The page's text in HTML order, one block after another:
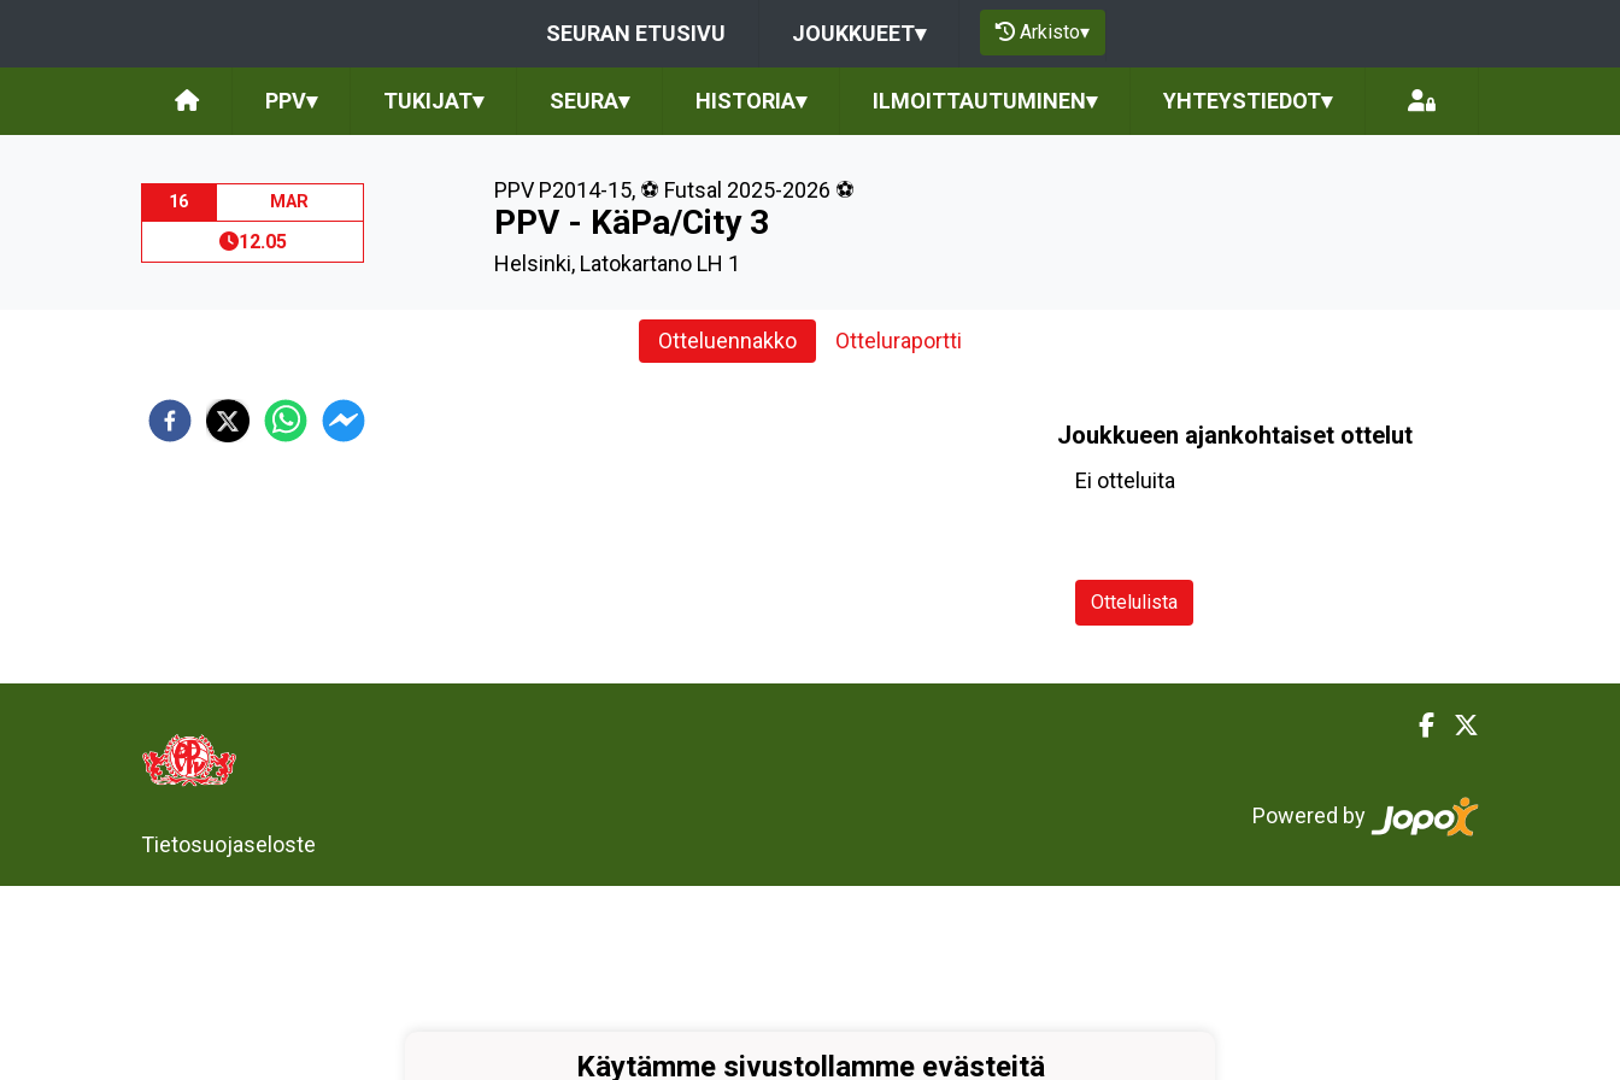
SEURAN ETUSIVU JOUKKUEET▾ Arkisto▾
PPV▾ TUKIJAT▾ SEURA▾ HISTORIA▾ ILMOITTAUTUMINEN▾ YHTEYSTIEDOT▾
16 MAR
12.05
PPV P2014-15, ⚽️ Futsal 2025-2026 ⚽️
PPV - KäPa/City 3
Helsinki, Latokartano LH 1
Otteluennakko Otteluraportti
Joukkueen ajankohtaiset ottelut
Ei otteluita
Ottelulista
Tietosuojaseloste
Powered by
Käytämme sivustollamme evästeitä